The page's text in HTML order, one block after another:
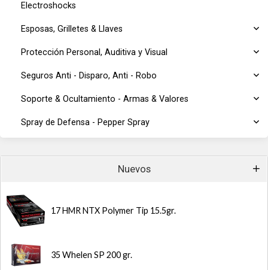
Electroshocks
Esposas, Grilletes & Llaves
Protección Personal, Auditiva y Visual
Seguros Anti - Disparo, Anti - Robo
Soporte & Ocultamiento - Armas & Valores
Spray de Defensa - Pepper Spray
Nuevos
17 HMR NTX Polymer Tip 15.5gr.
35 Whelen SP 200 gr.